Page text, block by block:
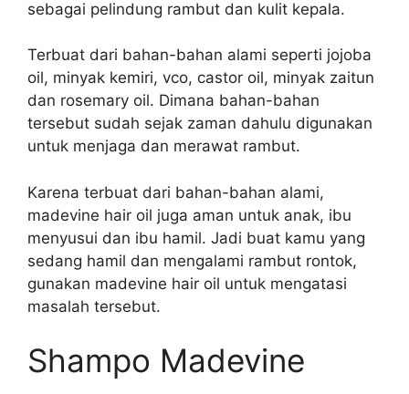
sebagai pelindung rambut dan kulit kepala.
Terbuat dari bahan-bahan alami seperti jojoba
oil, minyak kemiri, vco, castor oil, minyak zaitun
dan rosemary oil. Dimana bahan-bahan
tersebut sudah sejak zaman dahulu digunakan
untuk menjaga dan merawat rambut.
Karena terbuat dari bahan-bahan alami,
madevine hair oil juga aman untuk anak, ibu
menyusui dan ibu hamil. Jadi buat kamu yang
sedang hamil dan mengalami rambut rontok,
gunakan madevine hair oil untuk mengatasi
masalah tersebut.
Shampo Madevine